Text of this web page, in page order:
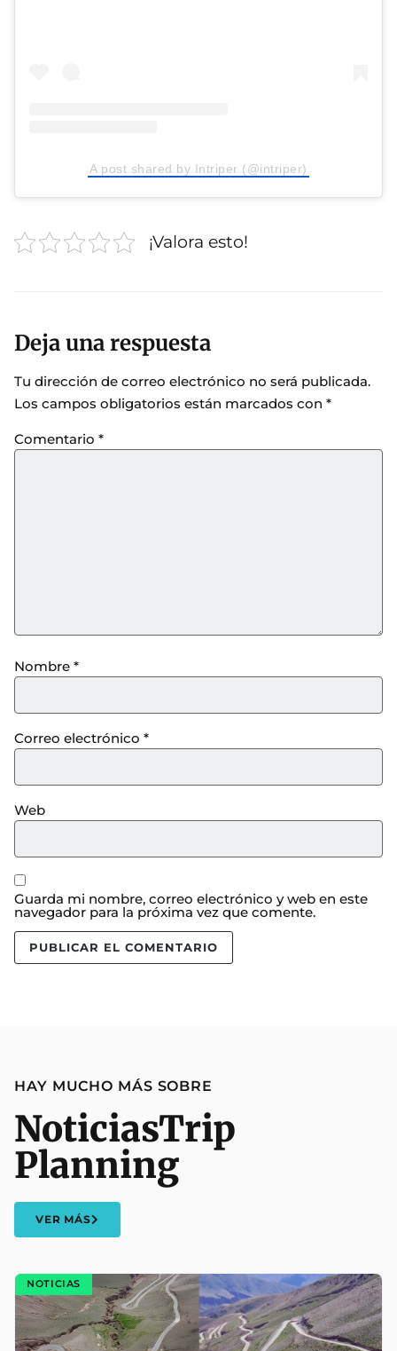
A post shared by Intriper (@intriper)
¡Valora esto!
Deja una respuesta
Tu dirección de correo electrónico no será publicada.
Los campos obligatorios están marcados con *
Comentario *
Nombre *
Correo electrónico *
Web
Guarda mi nombre, correo electrónico y web en este
navegador para la próxima vez que comente.
HAY MUCHO MÁS SOBRE
NoticiasTrip
Planning
VER MÁS
NOTICIAS